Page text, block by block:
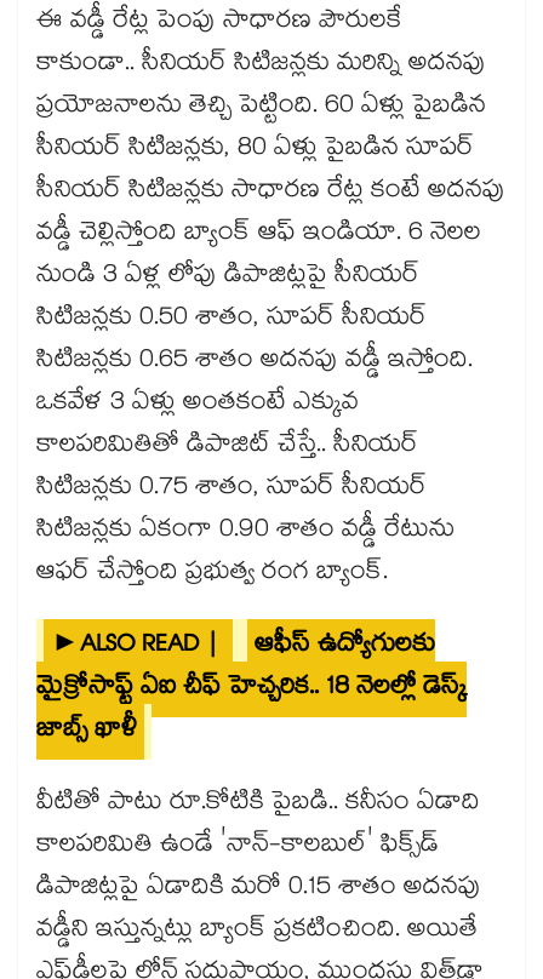
ఈ వడ్డీ రేట్ల పెంపు సాధారణ పౌరులకే
కాకుండా.. సీనియర్ సిటిజన్లకు మరిన్ని అదనపు
ప్రయోజనాలను తెచ్చి పెట్టింది. 60 ఏళ్లు పైబడిన
సీనియర్ సిటిజన్లకు, 80 ఏళ్లు పైబడిన సూపర్
సీనియర్ సిటిజన్లకు సాధారణ రేట్ల కంటే అదనపు
వడ్డీ చెల్లిస్తోంది బ్యాంక్ ఆఫ్ ఇండియా. 6 నెలల
నుండి 3 ఏళ్ల లోపు డిపాజిట్లపై సీనియర్
సిటిజన్లకు 0.50 శాతం, సూపర్ సీనియర్
సిటిజన్లకు 0.65 శాతం అదనపు వడ్డీ ఇస్తోంది.
ఒకవేళ 3 ఏళ్లు అంతకంటే ఎక్కువ
కాలపరిమితితో డిపాజిట్ చేస్తే.. సీనియర్
సిటిజన్లకు 0.75 శాతం, సూపర్ సీనియర్
సిటిజన్లకు ఏకంగా 0.90 శాతం వడ్డీ రేటును
ఆఫర్ చేస్తోంది ప్రభుత్వ రంగ బ్యాంక్.
►ALSO READ |
ఆఫీస్ ఉద్యోగులకు
మైక్రోసాఫ్ట్ ఏఐ చీఫ్ హెచ్చరిక.. 18 నెలల్లో డెస్క్
జాబ్స్ ఖాళీ
వీటితో పాటు రూ.కోటికి పైబడి.. కనీసం ఏడాది
కాలపరిమితి ఉండే 'నాన్-కాలబుల్' ఫిక్స్‌డ్
డిపాజిట్లపై ఏడాదికి మరో 0.15 శాతం అదనపు
వడ్డీని ఇస్తున్నట్లు బ్యాంక్ ప్రకటించింది. అయితే